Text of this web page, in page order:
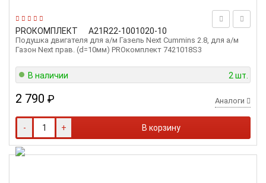
PROКОМПЛЕКТ А21R22-1001020-10
Подушка двигателя для а/м Газель Next Cummins 2.8, для а/м
Газон Next прав. (d=10мм) PROкомплект 7421018S3
В наличии 2 шт.
2 790 ₽ Аналоги
- + В корзину